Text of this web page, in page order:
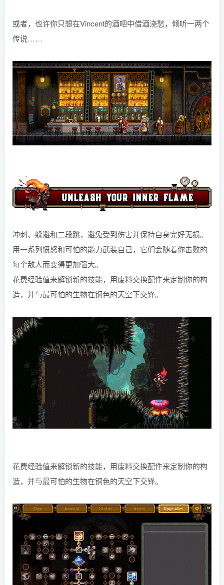
或者，也许你只想在Vincent的酒吧中借酒浇愁，倾听一两个
传说……
冲刺、躲避和二段跳，避免受到伤害并保持自身完好无损。
用一系列愤怒和可怕的能力武装自己，它们会随着你击败的
每个敌人而变得更加强大。
花费经验值来解锁新的技能，用废料交换配件来定制你的构
造，并与最可怕的生物在铜色的天空下交锋。
花费经验值来解锁新的技能，用废料交换配件来定制你的构
造，并与最可怕的生物在铜色的天空下交锋。